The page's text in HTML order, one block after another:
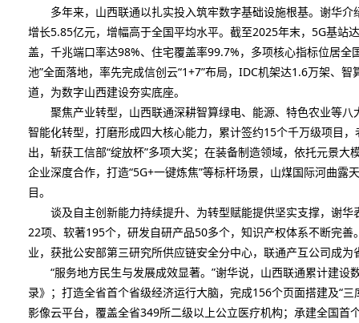
多年来，山西联通以扎实投入筑牢数字基础设施根基。谢华介
增长5.85亿元，增幅高于全国平均水平。截至2025年末，5G基站
盖，千兆端口率达98%、住宅覆盖率99.7%，多项核心指标位居全
池”全面落地，率先完成信创云“1+7”布局，IDC机架达1.6万架、
道，为数字山西建设夯实底座。
聚焦产业转型，山西联通深耕智算绿电、能源、特色农业等八
智能化转型，打磨形成四大核心能力，累计签约15个千万级项目
出，斩获工信部“绽放杯”多项大奖；在装备制造领域，依托元景
企业深度合作，打造“5G+一键炼焦”等标杆场景，山煤国际河曲
目。
谈及自主创新能力持续提升、为转型赋能提供坚实支撑，谢华
22项、软著195个，研发自研产品50多个，知识产权体系不断完
业，获批公安部第三研究所供应链安全分中心，联通产互公司成
“服务地方民生与发展成效显著。”谢华说，山西联通累计建设
录》；打造全省首个省级经济运行大脑，完成156个页面搭建及“
影像云平台，覆盖全省349所二级以上公立医疗机构；承建全国